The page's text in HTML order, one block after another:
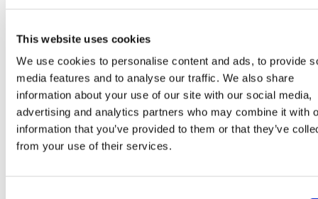
This website uses cookies
We use cookies to personalise content and ads, to provide
media features and to analyse our traffic. We also share
information about your use of our site with our social media,
advertising and analytics partners who may combine it with
information that you’ve provided to them or that they’ve
from your use of their services.
Fullwood Merlin
Stal benodigdheden
Go to Stal benodigdheden
Koeborstel
Ambic onderdelen
Minimelkers
stalartikelen
Skelex